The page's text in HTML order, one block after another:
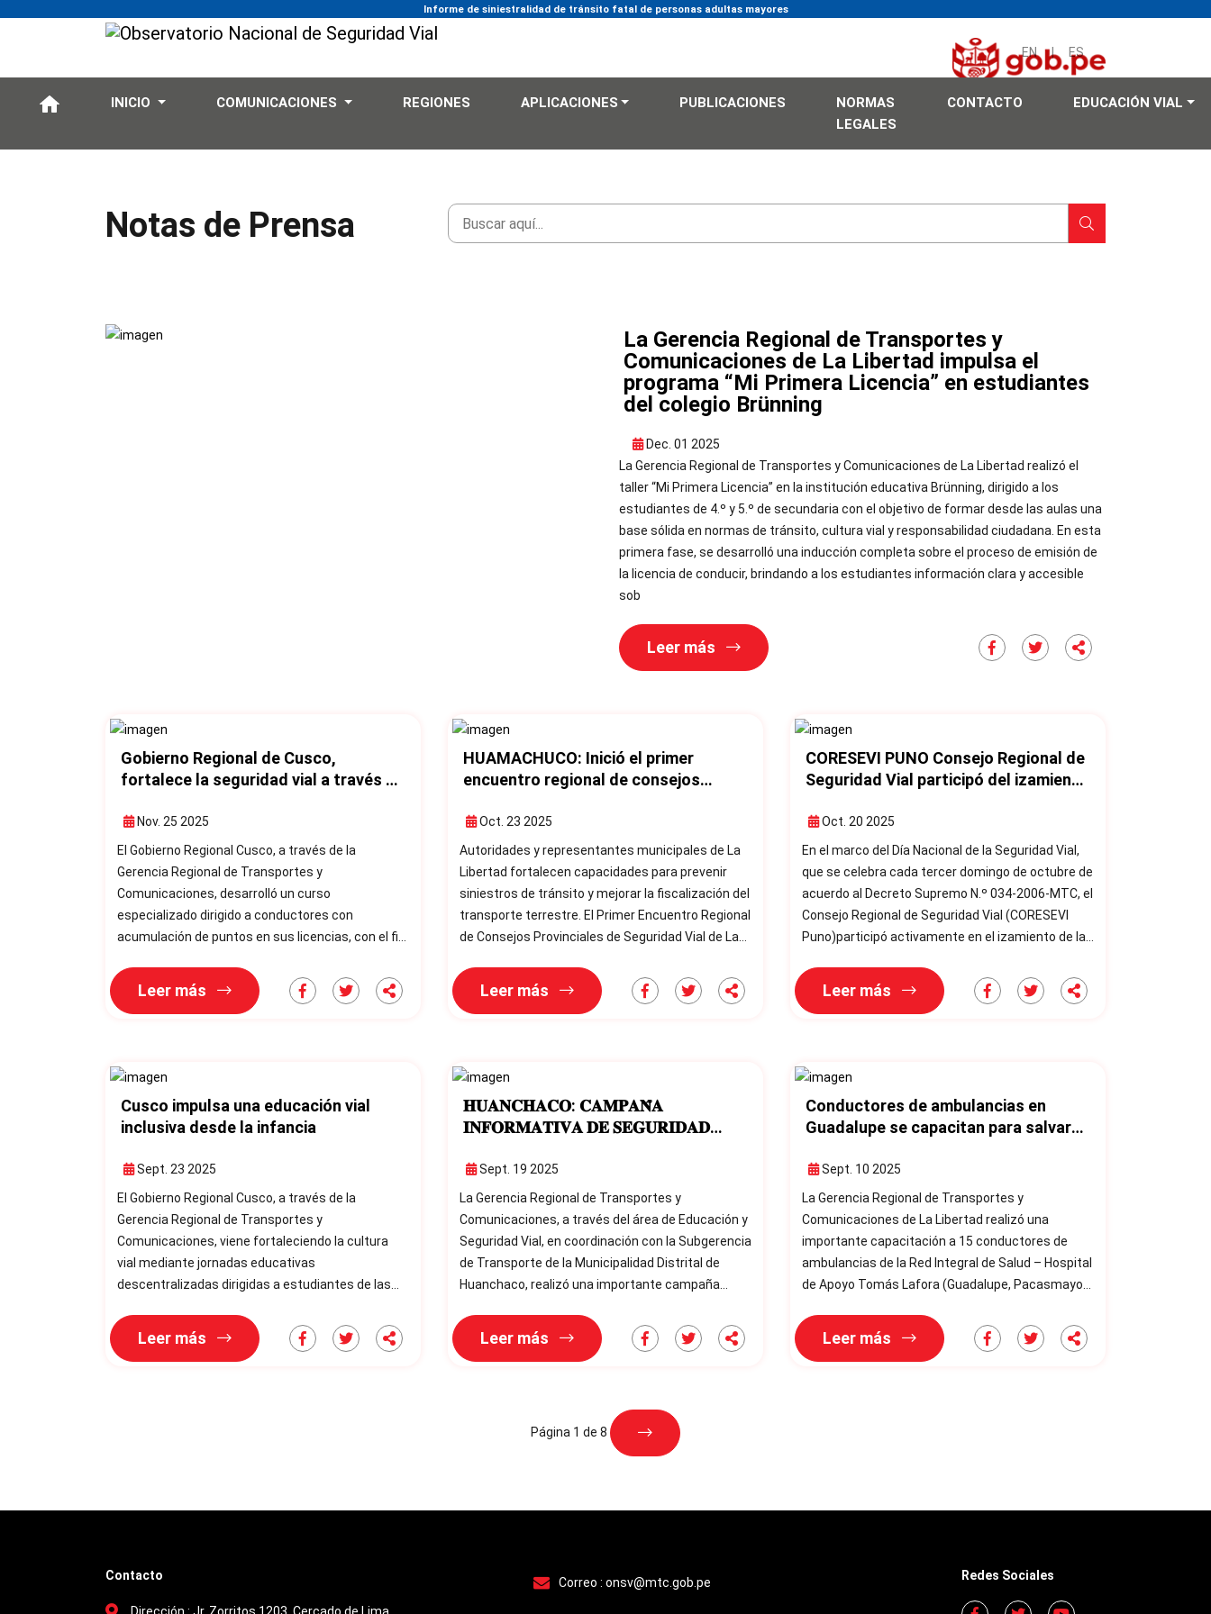
Informe de siniestralidad de tránsito fatal de personas adultas mayores
EN | ES
INICIO COMUNICACIONES REGIONES APLICACIONES PUBLICACIONES
NORMAS
LEGALES
CONTACTO EDUCACIÓN VIAL
Notas de Prensa
La Gerencia Regional de Transportes y
Comunicaciones de La Libertad impulsa el
programa “Mi Primera Licencia” en estudiantes
del colegio Brünning
Dec. 01 2025
La Gerencia Regional de Transportes y Comunicaciones de La Libertad realizó el
taller “Mi Primera Licencia” en la institución educativa Brünning, dirigido a los
estudiantes de 4.º y 5.º de secundaria con el objetivo de formar desde las aulas una
base sólida en normas de tránsito, cultura vial y responsabilidad ciudadana. En esta
primera fase, se desarrolló una inducción completa sobre el proceso de emisión de
la licencia de conducir, brindando a los estudiantes información clara y accesible
sob
Leer más
Gobierno Regional de Cusco,
fortalece la seguridad vial a través de
por infracciones de tránsito
Nov. 25 2025
El Gobierno Regional Cusco, a través de la
Gerencia Regional de Transportes y
Comunicaciones, desarrolló un curso
especializado dirigido a conductores con
acumulación de puntos en sus licencias, con el fin
conducción responsable y reducir el riesgo de
la Defensiva y Reducción de Puntos por
Infracciones
Leer más
HUAMACHUCO: Inició el primer
encuentro regional de consejos
Oct. 23 2025
Autoridades y representantes municipales de La
Libertad fortalecen capacidades para prevenir
siniestros de tránsito y mejorar la fiscalización del
transporte terrestre. El Primer Encuentro Regional
de Consejos Provinciales de Seguridad Vial de La
la participación de representantes de los
Consejos Provinciales de Seguridad Vial de toda la
gobiernos locales para p
Leer más
CORESEVI PUNO Consejo Regional de
Seguridad Vial participó del izamiento
conmemorativo por el día nacional de
la seguridad vial
Oct. 20 2025
En el marco del Día Nacional de la Seguridad Vial,
que se celebra cada tercer domingo de octubre de
acuerdo al Decreto Supremo N.º 034-2006-MTC, el
Consejo Regional de Seguridad Vial (CORESEVI
Puno)participó activamente en el izamiento de la
conmemorativo desarrollado en la Plaza Mayor de
CORESEVI Puno, Ing. Beto Ángel Portil
Leer más
Cusco impulsa una educación vial
inclusiva desde la infancia
Sept. 23 2025
El Gobierno Regional Cusco, a través de la
Gerencia Regional de Transportes y
Comunicaciones, viene fortaleciendo la cultura
vial mediante jornadas educativas
descentralizadas dirigidas a estudiantes de las
de la Semana de la Educación Vial. En este
contexto, se llevó a cabo la reapertura oficial del
Leer más
𝐇𝐔𝐀𝐍𝐂𝐇𝐀𝐂𝐎: 𝐂𝐀𝐌𝐏𝐀𝐍̃𝐀
𝐈𝐍𝐅𝐎𝐑𝐌𝐀𝐓𝐈𝐕𝐀 𝐃𝐄 𝐒𝐄𝐆𝐔𝐑𝐈𝐃𝐀𝐃
Sept. 19 2025
La Gerencia Regional de Transportes y
Comunicaciones, a través del área de Educación y
Seguridad Vial, en coordinación con la Subgerencia
de Transporte de la Municipalidad Distrital de
Huanchaco, realizó una importante campaña
la Av. Miguel Grau y calle 45, en el centro poblado El
Leer más
Conductores de ambulancias en
Guadalupe se capacitan para salvar
responsabilidad
Sept. 10 2025
La Gerencia Regional de Transportes y
Comunicaciones de La Libertad realizó una
importante capacitación a 15 conductores de
ambulancias de la Red Integral de Salud – Hospital
de Apoyo Tomás Lafora (Guadalupe, Pacasmayo).
sus conocimientos en: * Normativa de tránsito y
Leer más
Página 1 de 8
Contacto Correo : onsv@mtc.gob.pe Redes Sociales